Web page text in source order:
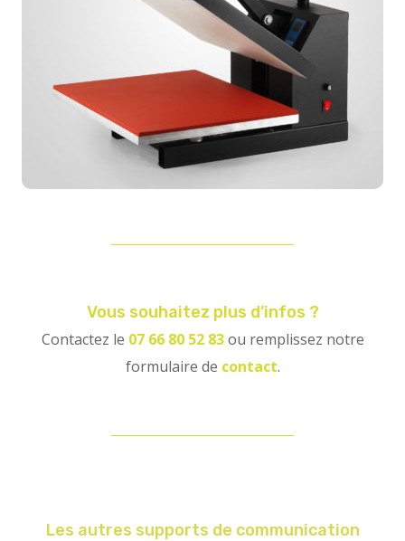
Vous souhaitez plus d’infos ?
Contactez le 07 66 80 52 83ou remplissez notre
formulaire de contact.
Les autres supports de communication